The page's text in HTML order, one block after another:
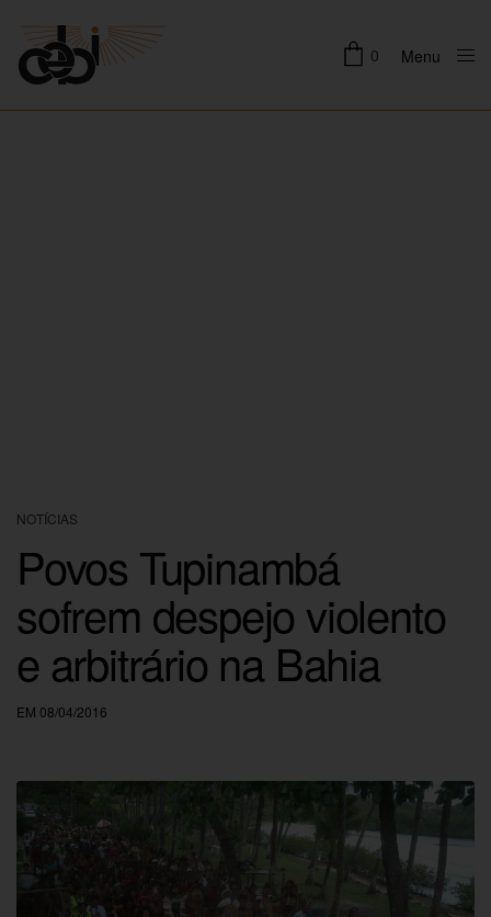
0 Menu
NOTÍCIAS
Povos Tupinambá
sofrem despejo violento
e arbitrário na Bahia
EM 08/04/2016